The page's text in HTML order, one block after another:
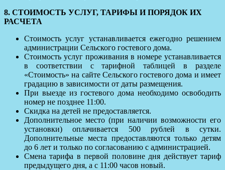
8. СТОИМОСТЬ УСЛУГ, ТАРИФЫ И ПОРЯДОК ИХ
РАСЧЕТА
Стоимость услуг устанавливается ежегодно решением
администрации Сельского гостевого дома.
Стоимость услуг проживания в номере устанавливается
в соответствии с тарифной таблицей в разделе
«Стоимость» на сайте Сельского гостевого дома и имеет
градацию в зависимости от даты размещения.
При выезде из гостевого дома необходимо освободить
номер не позднее 11:00.
Скидка на детей не предоставляется.
Дополнительное место (при наличии возможности его
установки) оплачивается 500 рублей в сутки.
Дополнительные места предоставляются только детям
до 6 лет и только по согласованию с администрацией.
Смена тарифа в первой половине дня действует тариф
предыдущего дня, а с 11:00 часов новый.